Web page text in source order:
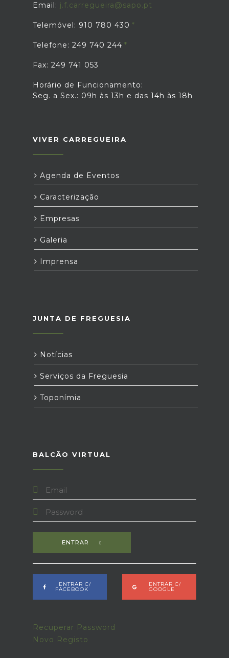
Email: j.f.carregueira@sapo.pt
Telemóvel: 910 780 430
Telefone: 249 740 244
Fax: 249 741 053
Horário de Funcionamento:
Seg. a Sex.: 09h às 13h e das 14h às 18h
VIVER CARREGUEIRA
Agenda de Eventos
Caracterização
Empresas
Galeria
Imprensa
JUNTA DE FREGUESIA
Notícias
Serviços da Freguesia
Toponímia
BALCÃO VIRTUAL
ENTRAR
ENTRAR C/
FACEBOOK
ENTRAR C/
GOOGLE
Recuperar Password
Novo Registo